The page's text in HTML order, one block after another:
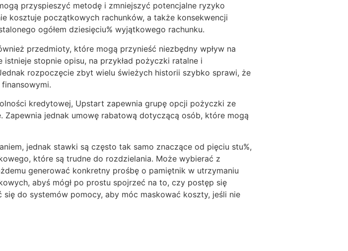
przyspieszyć metodę i zmniejszyć potencjalne ryzyko
kosztuje początkowych rachunków, a także konsekwencji
ogółem dziesięciu% wyjątkowego rachunku.
przedmioty, które mogą przynieść niezbędny wpływ na
stopnie opisu, na przykład pożyczki ratalne i
rozpoczęcie zbyt wielu świeżych historii szybko sprawi, że
kredytowej, Upstart zapewnia grupę opcji pożyczki ze
Zapewnia jednak umowę rabatową dotyczącą osób, które mogą
jednak stawki są często tak samo znaczące od pięciu stu%,
które są trudne do rozdzielania. Może wybierać z
generować konkretny prośbę o pamiętnik w utrzymaniu
abyś mógł po prostu spojrzeć na to, czy postęp się
do systemów pomocy, aby móc maskować koszty, jeśli nie